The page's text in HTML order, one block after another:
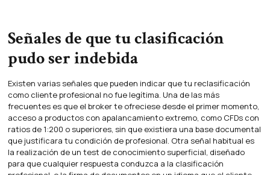
Señales de que tu clasificación
pudo ser indebida
Existen varias señales que pueden indicar que tu reclasificación
como cliente profesional no fue legítima. Una de las más
frecuentes es que el broker te ofreciese desde el primer momento,
acceso a productos con apalancamiento extremo, como CFDs con
ratios de 1:200 o superiores, sin que existiera una base documental
que justificara tu condición de profesional. Otra señal habitual es
la realización de un test de conocimiento superficial, diseñado
para que cualquier respuesta conduzca a la clasificación